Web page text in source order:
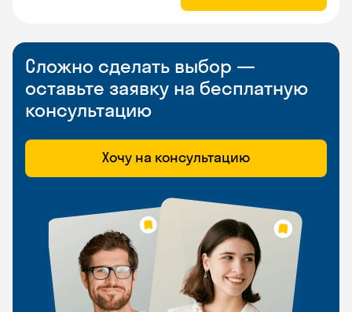
Сложно сделать выбор —
оставьте заявку на бесплатную
консультацию
Хочу на консультацию